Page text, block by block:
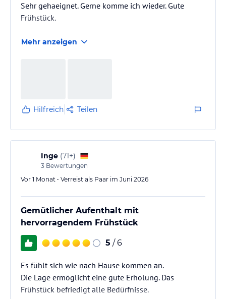
Sehr gehaeignet. Gerne komme ich wieder. Gute
Frühstück.
Mehr anzeigen
Hilfreich Teilen
Inge (71+)
3 Bewertungen
Vor 1 Monat • Verreist als Paar im Juni 2026
Gemütlicher Aufenthalt mit
hervorragendem Frühstück
5 / 6
Es fühlt sich wie nach Hause kommen an.
Die Lage ermöglicht eine gute Erholung. Das
Frühstück befriedigt alle Bedürfnisse.